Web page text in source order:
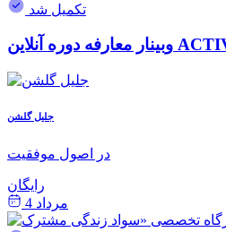
تکمیل شد
جلیل گلشن
در اصول موفقیت
رایگان
مرداد 4